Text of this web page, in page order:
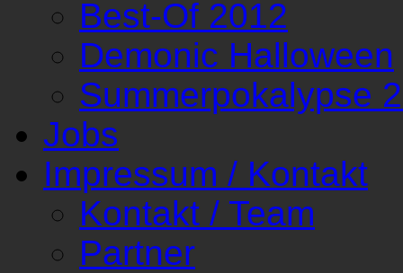
Best-Of 2012
Demonic Halloween
Summerpokalypse
Jobs
Impressum / Kontakt
Kontakt / Team
Partner